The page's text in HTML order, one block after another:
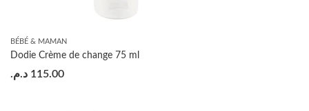
BÉBÉ & MAMAN
Dodie Crème de change 75 ml
115.00 د.م.